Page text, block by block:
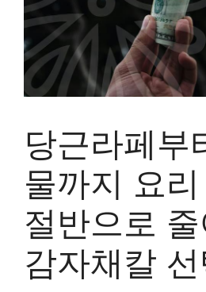
당근라페부
물까지 요
절반으로
감자채칼